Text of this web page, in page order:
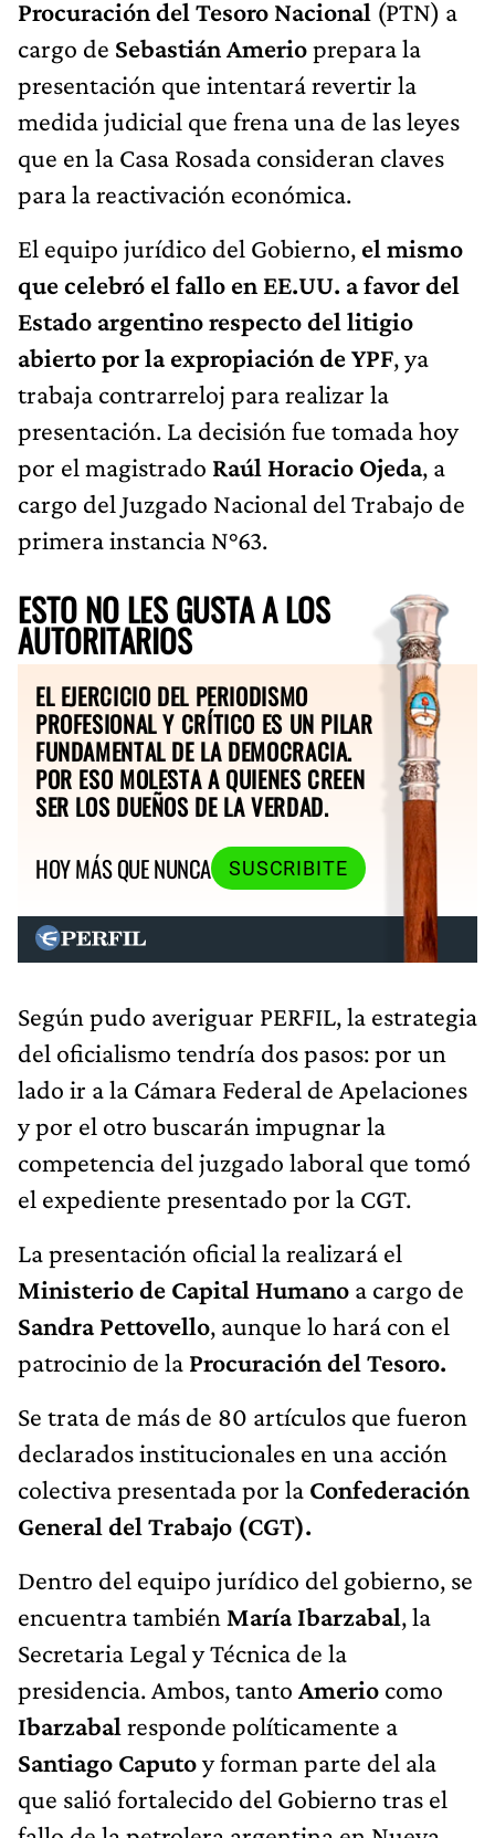
Procuración del Tesoro Nacional (PTN) a
cargo de Sebastián Amerioprepara la
presentación que intentará revertir la
medida judicial que frena una de las leyes
que en la Casa Rosada consideran claves
para la reactivación económica.
El equipo jurídico del Gobierno, el mismo
que celebró el fallo en EE.UU. a favor del
Estado argentino respecto del litigio
abierto por la expropiación de YPF, ya
trabaja contrarreloj para realizar la
presentación. La decisión fue tomada hoy
por el magistrado Raúl Horacio Ojeda, a
cargo del Juzgado Nacional del Trabajo de
primera instancia N°63.
ESTO NO LES GUSTA A LOS
AUTORITARIOS
EL EJERCICIO DEL PERIODISMO
PROFESIONAL Y CRÍTICO ES UN PILAR
FUNDAMENTAL DE LA DEMOCRACIA.
POR ESO MOLESTA A QUIENES CREEN
SER LOS DUEÑOS DE LA VERDAD.
HOY MÁS QUE NUNCA
SUSCRIBITE
Según pudo averiguar PERFIL, la estrategia
del oficialismo tendría dos pasos: por un
lado ir a la Cámara Federal de Apelaciones
y por el otro buscarán impugnar la
competencia del juzgado laboral que tomó
el expediente presentado por la CGT.
La presentación oficial la realizará el
Ministerio de Capital Humano a cargo de
Sandra Pettovello, aunque lo hará con el
patrocinio de la Procuración del Tesoro.
Se trata de más de 80 artículos que fueron
declarados institucionales en una acción
colectiva presentada por la Confederación
General del Trabajo (CGT).
Dentro del equipo jurídico del gobierno, se
encuentra también María Ibarzabal, la
Secretaria Legal y Técnica de la
presidencia. Ambos, tanto Amerio como
Ibarzabal responde políticamente a
Santiago Caputoy forman parte del ala
que salió fortalecido del Gobierno tras el